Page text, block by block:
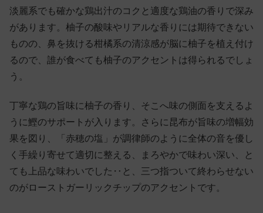
淡麗系でも確かな鶏出汁のコクと適度な鶏油の香りで深み
があります。柚子の酸味やリアルな香りには期待できない
ものの、鼻を抜ける柑橘系の清涼感が脳に柚子を植え付け
るので、誰が食べても柚子のアクセントは得られるでしょ
う。
丁寧な鶏の旨味に柚子の香り、そこへ味の側面を支えるよ
うに鰹のサポートが入ります。さらに昆布が旨味の増幅効
果を図り、「赤穂の塩」が調律師のように全体の音を優し
く手繰り寄せて適切に整える、まろやかで味わい深い、と
ても上品な味わいでした‥と、三つ指ついて終わらせない
のがローストガーリックチップのアクセントです。